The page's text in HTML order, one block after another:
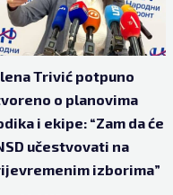
Trivić potpuno
o planovima
i ekipe: “Zam da će
učestvovati na
izborima”